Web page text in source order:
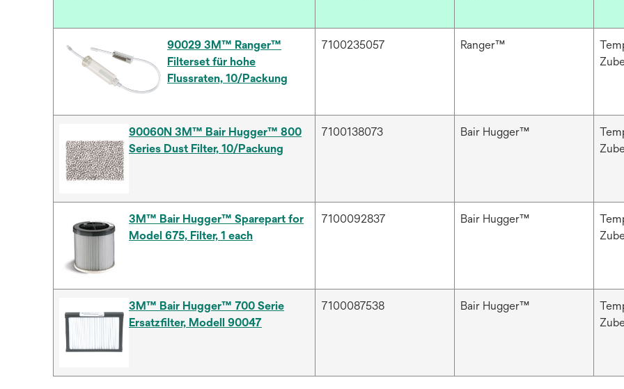
90029 3M™ Ranger™
Filterset für hohe
Flussraten, 10/Packung
7100235057 Ranger™
90060N 3M™ Bair Hugger™ 800
Series Dust Filter, 10/Packung
7100138073 Bair Hugger™
3M™ Bair Hugger™ Sparepart for
Model 675, Filter, 1 each
7100092837 Bair Hugger™
3M™ Bair Hugger™ 700 Serie
Ersatzfilter, Modell 90047
7100087538 Bair Hugger™